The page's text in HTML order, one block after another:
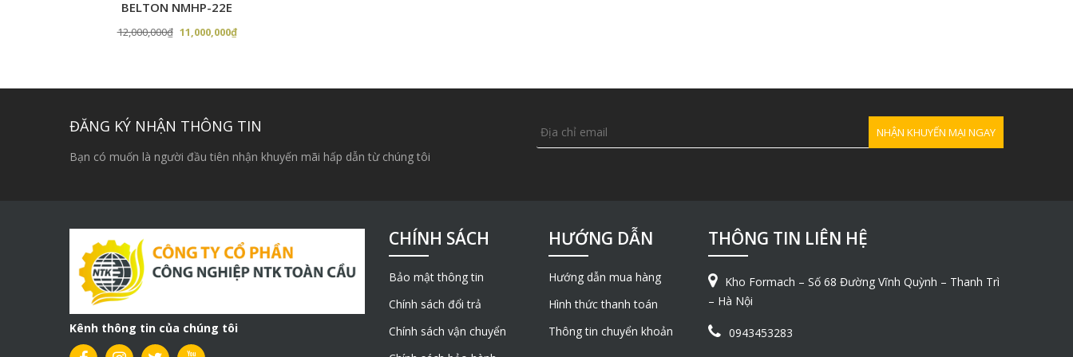
BELTON NMHP-22E
12,000,000₫ Giá
12,000,000₫.
11,000,000₫Giá
là:
ĐĂNG KÝ NHẬN THÔNG TIN
Bạn có muốn là người đầu tiên nhận khuyến mãi hấp dẫn từ chúng tôi
Kênh thông tin của chúng tôi
CHÍNH SÁCH
Bảo mật thông tin
Chính sách đổi trả
Chính sách vận chuyển
HƯỚNG DẪN
Hướng dẫn mua hàng
Hình thức thanh toán
Thông tin chuyển khoản
THÔNG TIN LIÊN HỆ
Kho Formach – Số 68 Đường Vĩnh Quỳnh – Thanh Trì
– Hà Nội
0943453283